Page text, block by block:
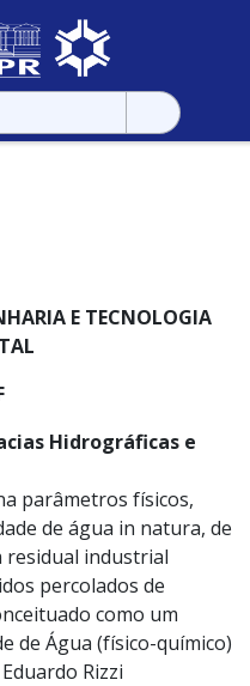
E TECNOLOGIA
Hidrográficas e
parâmetros físicos,
de água in natura, de
residual industrial
percolados de
como um
de Água (físico-químico)
Rizzi